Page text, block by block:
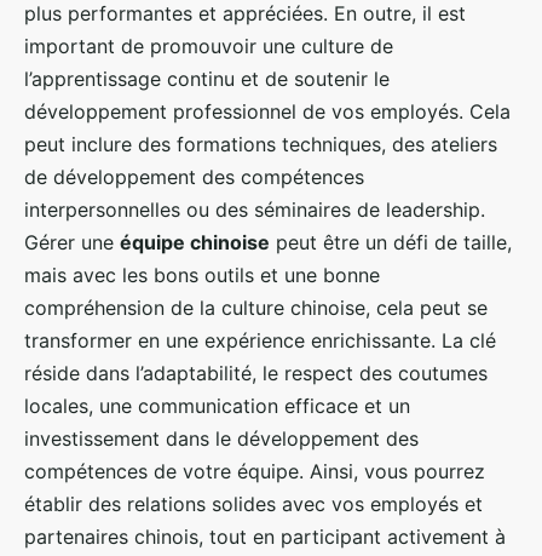
plus performantes et appréciées. En outre, il est
important de promouvoir une culture de
l’apprentissage continu et de soutenir le
développement professionnel de vos employés. Cela
peut inclure des formations techniques, des ateliers
de développement des compétences
interpersonnelles ou des séminaires de leadership.
Gérer une équipe chinoise peut être un défi de taille,
mais avec les bons outils et une bonne
compréhension de la culture chinoise, cela peut se
transformer en une expérience enrichissante. La clé
réside dans l’adaptabilité, le respect des coutumes
locales, une communication efficace et un
investissement dans le développement des
compétences de votre équipe. Ainsi, vous pourrez
établir des relations solides avec vos employés et
partenaires chinois, tout en participant activement à